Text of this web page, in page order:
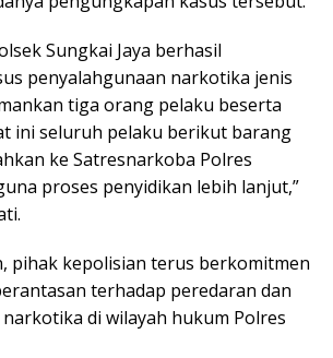
Sungkai Jaya berhasil
penyalahgunaan narkotika jenis
tiga orang pelaku beserta
ini seluruh pelaku berikut barang
ke Satresnarkoba Polres
proses penyidikan lebih lanjut,”
pihak kepolisian terus berkomitmen
terhadap peredaran dan
di wilayah hukum Polres